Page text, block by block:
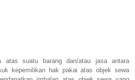
atas suatu barang dan/atau jasa antara
kepemilikan hak pakai atas objek sewa